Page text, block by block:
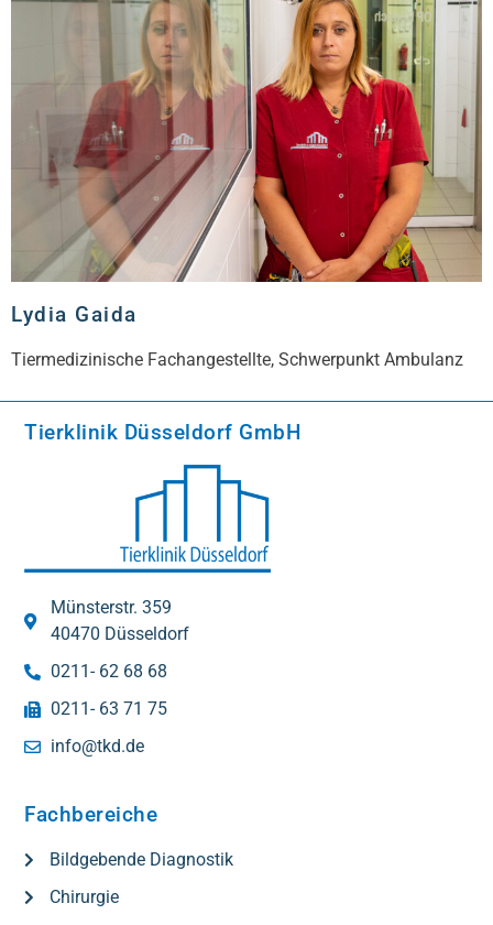
Lydia Gaida
Tiermedizinische Fachangestellte, Schwerpunkt Ambulanz
Tierklinik Düsseldorf GmbH
Münsterstr. 359
40470 Düsseldorf
0211- 62 68 68
0211- 63 71 75
info@tkd.de
Fachbereiche
Bildgebende Diagnostik
Chirurgie